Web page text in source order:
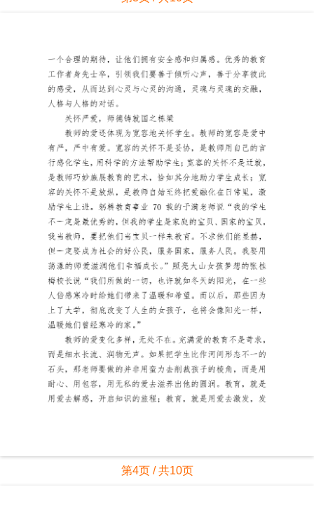
第4页 / 共10页